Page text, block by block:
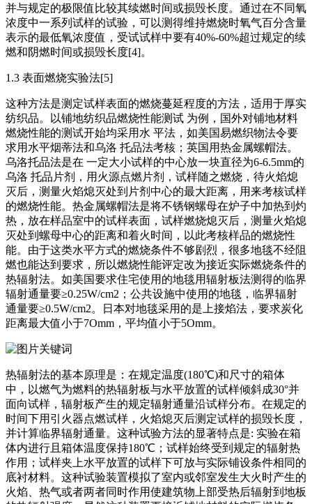
并与规定的极限值比较其续燃时间或损毁长度。通过在不同氧
浓度中一系列试样的试验，可以测得维持燃烧时氧气百分含量
表示的最低氧浓度值，受试试样中要有40%-60%超过规定的续
燃和阴燃时间或损毁长度[4]。
1.3 表面燃烧实验法[5]
这种方法是测定试样表面的燃烧蔓延程度的方法，适用于厚实
纺织品。以铺地纺织品燃烧性能测试 为例，国外对铺地材料
燃烧性能的测试开始均采用水 平法，如美国易燃织物法令要
求用水平烟蒂法和乌洛 托品法考核；英国用热金属螺帽法。
乌洛托品法是在 一定大小试样的中心放一块直径为6-6.5mm的
乌洛 托品片剂，用火源点燃片剂，试样随之燃烧，待火焰熄
灭后，测量火焰熄灭处到片剂中心的最大距离，用来考核试样
的燃烧性能。热金属螺帽法是将不锈钢螺母在炉子中加热到灼
热，放在样品室中的试样表面，试样燃烧熄灭后，测量火焰熄
灭处到螺母中心的距离和着火时间，以此考核样品的燃烧性
能。由于这类水平方式的燃烧条件不够剧烈，很多地毯不经阻
燃也能达到要求，所以燃烧性能评定改为接近实际燃烧条件的
热辐射法。如美国要求住宅使用的地毯用辐射板法测得的临界
辐射通量要≥0.25W/cm2；公共设施中使用的地毯，临界辐射
通量要≥0.5W/cm2。日本对地毯采用的是上接焰法，要求炭化
距离最大值小于7Omm，平均值小于5Omm。
热辐射法的基本原理是：在规定温度(180℃)和尺寸的箱体
中，以燃气为燃料的热辐射板与水平放置的试样倾斜成30°并
面向试样，辐射板产生的规定辐射通量沿试样分布。在规定的
时间下用引火器点燃试样，火焰熄灭后测定试样的损毁长度，
并计算临界辐射通量。这种试验方法的显著特点是: 实验在箱
体内进行且箱体温度保持180℃；试样始终受到规定的辐射热
作用；试样夹上水平放置的试样下可放与实际铺设条件相同的
底衬材料。这种试验装置模拟了室内或邻室发生大火时产生的
火焰、热气或者两者同时作用使建筑物上部受热后辐射到地板